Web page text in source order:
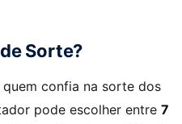
Sorte?
confia na sorte dos
pode escolher entre 7